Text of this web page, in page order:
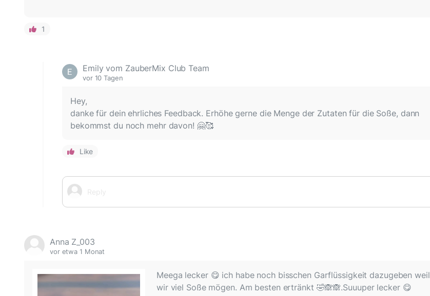
1
Emily vom ZauberMix Club Team
vor 10 Tagen
Hey,
danke für dein ehrliches Feedback. Erhöhe gerne die Menge der Zutaten für die Soße, dann
bekommst du noch mehr davon! 🤗🥰
Like
Anna Z_003
vor etwa 1 Monat
Meega lecker 😋 ich habe noch bisschen Garflüssigkeit dazugeben weil
wir viel Soße mögen. Am besten ertränkt 🤣🙈🙈.Suuuper lecker 😋